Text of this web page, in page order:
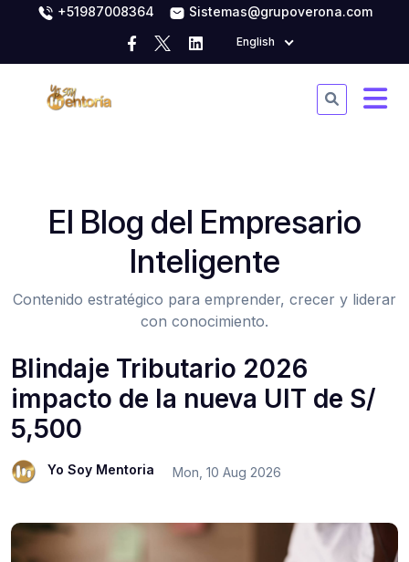
+51987008364 Sistemas@grupoverona.com
English
El Blog del Empresario
Inteligente
Contenido estratégico para emprender, crecer y liderar
con conocimiento.
Blindaje Tributario 2026
impacto de la nueva UIT de S/
5,500
Yo Soy Mentoria Mon, 10 Aug 2026